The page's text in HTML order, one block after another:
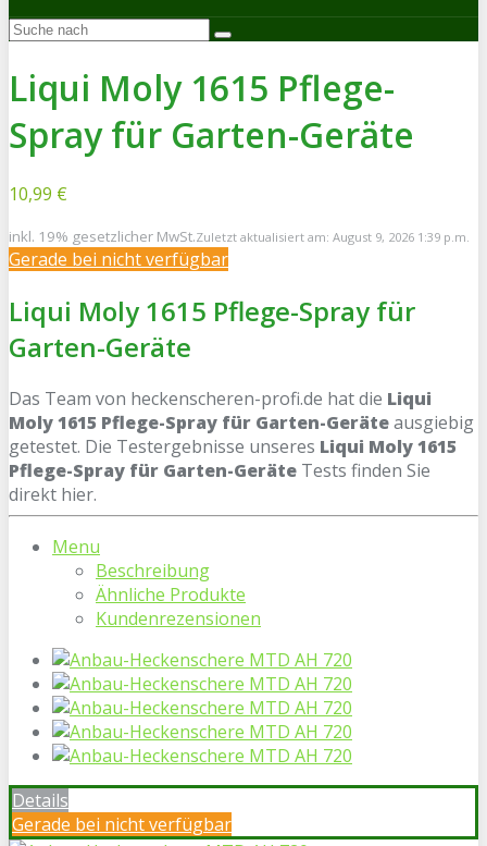
Liqui Moly 1615 Pflege-
Spray für Garten-Geräte
10,99 €
inkl. 19% gesetzlicher MwSt.Zuletzt aktualisiert am: August 9, 2026 1:39 p.m.
Gerade bei nicht verfügbar
Liqui Moly 1615 Pflege-Spray für
Garten-Geräte
Das Team von heckenscheren-profi.de hat die Liqui
Moly 1615 Pflege-Spray für Garten-Geräteausgiebig
getestet. Die Testergebnisse unseres Liqui Moly 1615
Pflege-Spray für Garten-Geräte Tests finden Sie
direkt hier.
Menu
Beschreibung
Ähnliche Produkte
Kundenrezensionen
Details
Gerade bei nicht verfügbar